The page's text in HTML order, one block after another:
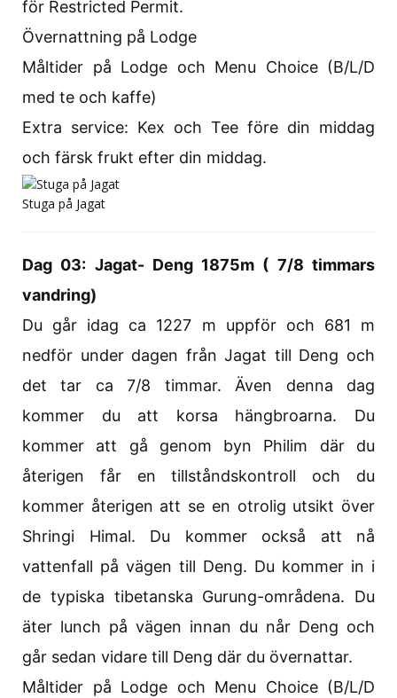
för Restricted Permit.
Övernattning på Lodge
Måltider på Lodge och Menu Choice (B/L/D
med te och kaffe)
Extra service: Kex och Tee före din middag
och färsk frukt efter din middag.
Stuga på Jagat
Dag 03: Jagat- Deng 1875m ( 7/8 timmars
vandring)
Du går idag ca 1227 m uppför och 681 m
nedför under dagen från Jagat till Deng och
det tar ca 7/8 timmar. Även denna dag
kommer du att korsa hängbroarna. Du
kommer att gå genom byn Philim där du
återigen får en tillståndskontroll och du
kommer återigen att se en otrolig utsikt över
Shringi Himal. Du kommer också att nå
vattenfall på vägen till Deng. Du kommer in i
de typiska tibetanska Gurung-områdena. Du
äter lunch på vägen innan du når Deng och
går sedan vidare till Deng där du övernattar.
Måltider på Lodge och Menu Choice (B/L/D